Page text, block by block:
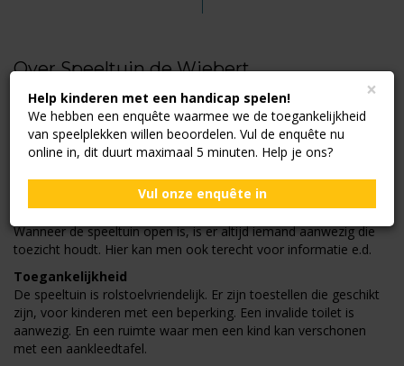
Over Speeltuin de Wiebert
Speeltuin de Wiebert in Uden is vooral gericht op jonge kinderen.
Veiligheid staat bij ons voorop. In onze speeltuin treft u alleen
speeltoestellen aan, die voldoen aan de modernste
veiligheidseisen. Regelmatig worden door de beheerder
inspecties gehouden in de speeltuin. Eenmaal per jaar wordt de
speeltuin geïnspecteerd door een externe instantie.
Er is een EHBO-koffer aanwezig voor kleine ongelukjes.
Wanneer de speeltuin open is, is er altijd iemand aanwezig die
toezicht houdt. Hier kan men ook terecht voor informatie e.d.
Toegankelijkheid
De speeltuin is rolstoelvriendelijk. Er zijn toestellen die geschikt
zijn, voor kinderen met een beperking. Een invalide toilet is
aanwezig. En een ruimte waar men een kind kan verschonen
met een aankleedtafel.
×
Help kinderen met een handicap spelen!
We hebben een enquête waarmee we de toegankelijkheid
van speelplekken willen beoordelen. Vul de enquête nu
online in, dit duurt maximaal 5 minuten. Help je ons?
Vul onze enquête in